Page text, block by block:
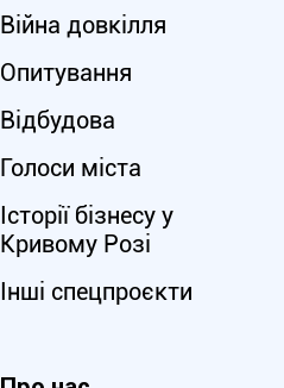
Війна довкілля
Опитування
Відбудова
Голоси міста
Історії бізнесу у
Кривому Розі
Інші спецпроєкти